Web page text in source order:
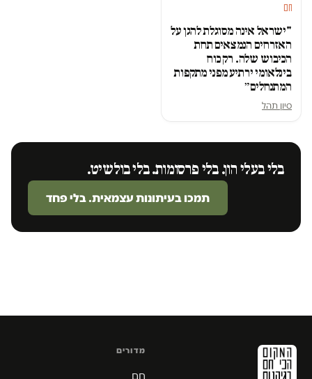
חם
"ישראל אינה מסוגלת להגן על
האזרחים הנמצאים תחת
הכיבוש שלה. רק כוח
בינלאומי ירתיע מפני מתקפות
המתנחלים״
סיון תהל
בלי בעלי הון. בלי פרסומות. בלי בולשיט.
תמכו בעיתונות עצמאית. בלי פחד
מדורים
חם